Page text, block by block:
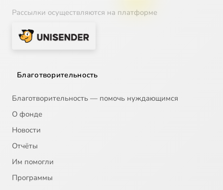
Рассылки осуществляются на платформе
Благотворительность
Благотворительность — помочь нуждающимся
О фонде
Новости
Отчёты
Им помогли
Программы